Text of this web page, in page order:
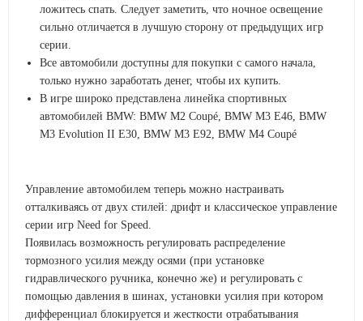
ложитесь спать. Следует заметить, что ночное освещение
сильно отличается в лучшую сторону от предыдущих игр
серии.
Все автомобили доступны для покупки с самого начала,
только нужно заработать денег, чтобы их купить.
В игре широко представлена линейка спортивных
автомобилей BMW: BMW M2 Coupé, BMW M3 E46, BMW
M3 Evolution II E30, BMW M3 E92, BMW M4 Coupé
Управление автомобилем теперь можно настраивать
отталкиваясь от двух стилей: дрифт и классическое управление
серии игр Need for Speed.
Появилась возможность регулировать распределение
тормозного усилия между осями (при установке
гидравлического ручника, конечно же) и регулировать с
помощью давления в шинах, установки усилия при котором
дифференциал блокируется и жесткости отрабатывания